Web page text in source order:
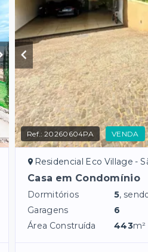
Ref.:20260604PA VENDA
Residencial Eco Village -
Casa em Condomínio
Dormitórios 5,
Garagens
6
Área Construída
443m²